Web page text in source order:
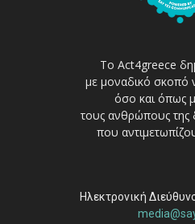
Το Act4greece
με μοναδικό σκοπό
όσο και όπως
τους ανθρώπους της
που
Ηλεκτρονική